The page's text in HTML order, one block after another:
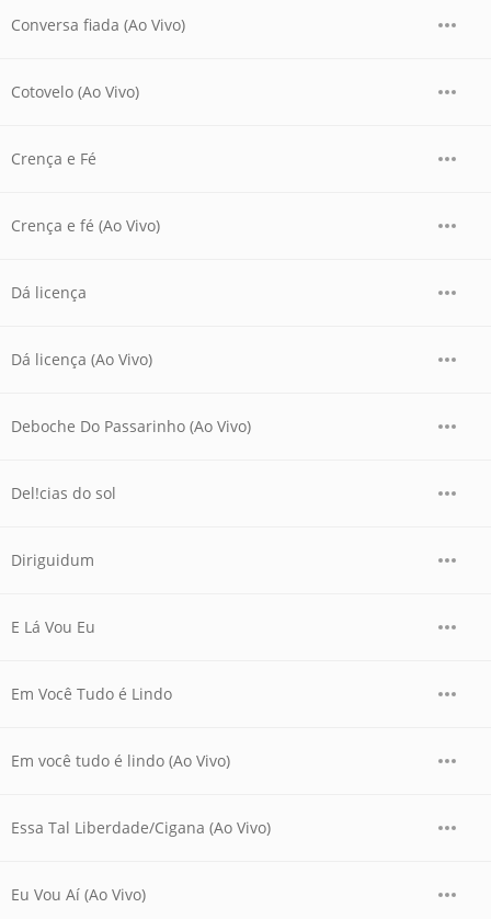
Conversa fiada (Ao Vivo)
Cotovelo (Ao Vivo)
Crença e Fé
Crença e fé (Ao Vivo)
Dá licença
Dá licença (Ao Vivo)
Deboche Do Passarinho (Ao Vivo)
Del!cias do sol
Diriguidum
E Lá Vou Eu
Em Você Tudo é Lindo
Em você tudo é lindo (Ao Vivo)
Essa Tal Liberdade/Cigana (Ao Vivo)
Eu Vou Aí (Ao Vivo)